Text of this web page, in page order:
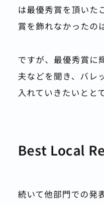
は最優秀賞を頂いた
賞を飾れなかったの
ですが、最優秀賞に
夫などを聞き、バレ
入れていきたいとと
Best Local
続いて他部門での発